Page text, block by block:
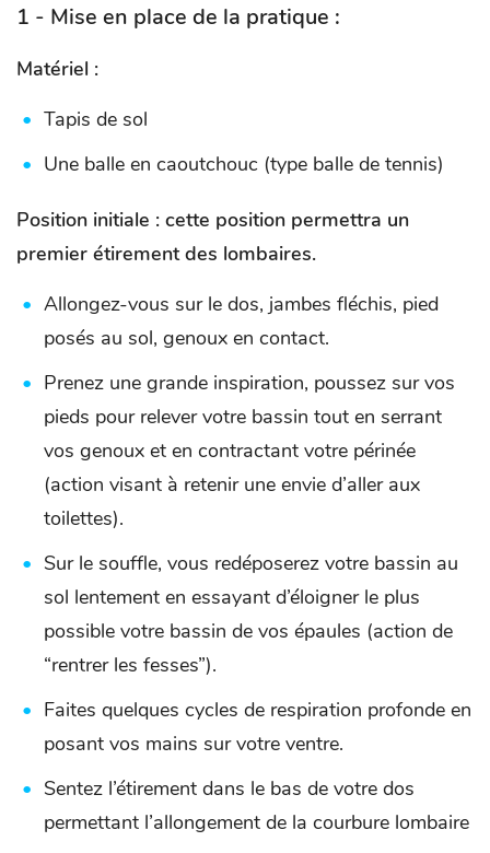
1 - Mise en place de la pratique :
Matériel :
Tapis de sol
Une balle en caoutchouc (type balle de tennis)
Position initiale : cette position permettra un
premier étirement des lombaires.
Allongez-vous sur le dos, jambes fléchis, pied
posés au sol, genoux en contact.
Prenez une grande inspiration, poussez sur vos
pieds pour relever votre bassin tout en serrant
vos genoux et en contractant votre périnée
(action visant à retenir une envie d’aller aux
toilettes).
Sur le souffle, vous redéposerez votre bassin au
sol lentement en essayant d’éloigner le plus
possible votre bassin de vos épaules (action de
“rentrer les fesses”).
Faites quelques cycles de respiration profonde en
posant vos mains sur votre ventre.
Sentez l’étirement dans le bas de votre dos
permettant l’allongement de la courbure lombaire